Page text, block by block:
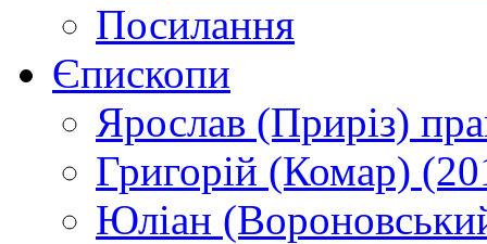
Посилання
Єпископи
Ярослав (Приріз)
Григорій (Комар)
Юліан